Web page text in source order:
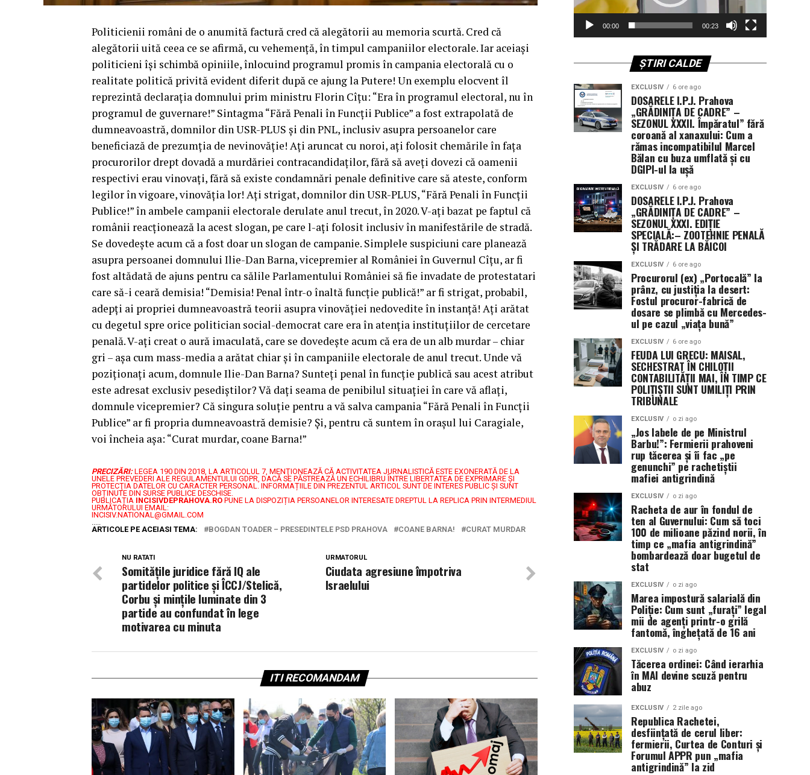
Politicienii români de o anumită factură cred că alegătorii au memoria scurtă. Cred că
alegătorii uită ceea ce se afirmă, cu vehemență, în timpul campaniilor electorale. Iar aceiași
politicieni își schimbă opiniile, înlocuind programul promis în campania electorală cu o
realitate politică privită evident diferit după ce ajung la Putere! Un exemplu elocvent îl
reprezintă declarația domnului prim ministru Florin Cîțu: “Era în programul electoral, nu în
programul de guvernare!” Sintagma “Fără Penali în Funcții Publice” a fost extrapolată de
dumneavoastră, domnilor din USR-PLUS și din PNL, inclusiv asupra persoanelor care
beneficiază de prezumția de nevinovăție! Ați aruncat cu noroi, ați folosit chemările în fața
procurorilor drept dovadă a murdăriei contracandidaților, fără să aveți dovezi că oamenii
respectivi erau vinovați, fără să existe condamnări penale definitive care să ateste, conform
legilor în vigoare, vinovăția lor! Ați strigat, domnilor din USR-PLUS, “Fără Penali în Funcții
Publice!” în ambele campanii electorale derulate anul trecut, în 2020. V-ați bazat pe faptul că
românii reacționează la acest slogan, pe care l-ați folosit inclusiv în manifestările de stradă.
Se dovedește acum că a fost doar un slogan de campanie. Simplele suspiciuni care planează
asupra persoanei domnului Ilie-Dan Barna, vicepremier al României în Guvernul Cîțu, ar fi
fost altădată de ajuns pentru ca sălile Parlamentului României să fie invadate de protestatari
care să-i ceară demisia! “Demisia! Penal într-o înaltă funcție publică!” ar fi strigat, probabil,
adepți ai propriei dumneavoastră teorii asupra vinovăției nedovedite în instanță! Ați arătat
cu degetul spre orice politician social-democrat care era în atenția instituțiilor de cercetare
penală. V-ați creat o aură imaculată, care se dovedește acum că era de un alb murdar – chiar
gri – așa cum mass-media a arătat chiar și în campaniile electorale de anul trecut. Unde vă
poziționați acum, domnule Ilie-Dan Barna? Sunteți penal în funcție publică sau acest atribut
este adresat exclusiv pesediștilor? Vă dați seama de penibilul situației în care vă aflați,
domnule vicepremier? Că singura soluție pentru a vă salva campania “Fără Penali în Funcții
Publice” ar fi propria dumneavoastră demisie? Și, pentru că suntem în orașul lui Caragiale,
voi încheia așa: “Curat murdar, coane Barna!”
PRECIZĂRI: LEGEA 190 DIN 2018, LA ARTICOLUL 7, MENŢIONEAZĂ CĂ ACTIVITATEA JURNALISTICĂ ESTE EXONERATĂ DE LA
UNELE PREVEDERI ALE REGULAMENTULUI GDPR, DACĂ SE PĂSTREAZĂ UN ECHILIBRU ÎNTRE LIBERTATEA DE EXPRIMARE ŞI
PROTECŢIA DATELOR CU CARACTER PERSONAL. INFORMAȚIILE DIN PREZENTUL ARTICOL SUNT DE INTERES PUBLIC ȘI SUNT
OBȚINUTE DIN SURSE PUBLICE DESCHISE.
PUBLICAȚIA INCISIVDEPRAHOVA.RO PUNE LA DISPOZIȚIA PERSOANELOR INTERESATE DREPTUL LA REPLICA PRIN INTERMEDIUL
URMĂTORULUI EMAIL:
INCISIV.NATIONAL@GMAIL.COM
.....
ARTICOLE PE ACEIASI TEMA:
BOGDAN TOADER – PRESEDINTELE PSD PRAHOVA COANE BARNA! CURAT MURDAR
URMATORUL
Ciudata agresiune împotriva
Israelului
NU RATATI
Somitățile juridice fără IQ ale
partidelor politice și ÎCCJ/Stelică,
Corbu și mințile luminate din 3
partide au confundat în lege
motivarea cu minuta
ITI RECOMANDAM
00:00 00:23
ȘTIRI CALDE
EXCLUSIV 6 ore ago
DOSARELE I.P.J. Prahova
„GRĂDINIȚA DE CADRE” –
SEZONUL XXXII. Împăratul” fără
coroană al xanaxului: Cum a
rămas incompatibilul Marcel
Bălan cu buza umflată și cu
DGIPI-ul la ușă
EXCLUSIV 6 ore ago
DOSARELE I.P.J. Prahova
„GRĂDINIȚA DE CADRE” –
SEZONUL XXXI. EDIȚIE
SPECIALĂ:– ZOOTEHNIE PENALĂ
ȘI TRĂDARE LA BĂICOI
EXCLUSIV 6 ore ago
Procurorul (ex) „Portocală” la
prânz, cu justiția la desert:
Fostul procuror-fabrică de
dosare se plimbă cu Mercedes-
ul pe cazul „viața bună”
EXCLUSIV 6 ore ago
FEUDA LUI GRECU: MAISAL,
SECHESTRAT ÎN CHILOȚII
CONTABILITĂȚII MAI, ÎN TIMP CE
POLIȚIȘTII SUNT UMILIȚI PRIN
TRIBUNALE
EXCLUSIV o zi ago
„Jos labele de pe Ministrul
Barbu!”: Fermierii prahoveni
rup tăcerea și îi fac „pe
genunchi” pe rachetiștii
mafiei antigrindină
EXCLUSIV o zi ago
Racheta de aur în fondul de
ten al Guvernului: Cum să toci
100 de milioane păzind norii, în
timp ce „mafia antigrindină”
bombardează doar bugetul de
stat
EXCLUSIV o zi ago
Marea impostură salarială din
Poliție: Cum sunt „furați” legal
mii de agenți printr-o grilă
fantomă, înghețată de 16 ani
EXCLUSIV o zi ago
Tăcerea ordinei: Când ierarhia
în MAI devine scuză pentru
abuz
EXCLUSIV 2 zile ago
Republica Rachetei,
desființată de cerul liber:
fermierii, Curtea de Conturi și
Forumul APPR pun „mafia
antigrindină” la zid